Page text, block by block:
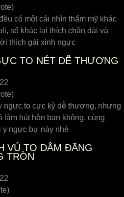
có một cái nhìn thẩm mỹ khác
số khác lại thích chân dài và
thích gái xinh ngực
TO NÉT DỄ THƯƠNG
ngực to cực kỳ dễ thương, nhưng
làm hút hồn bạn không, cùng
y ngực bự này nhé
VÚ TO DÂM ĐÃNG
TRÒN